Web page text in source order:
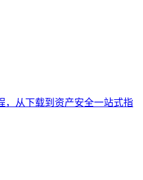
，从下载到资产安全一站式指